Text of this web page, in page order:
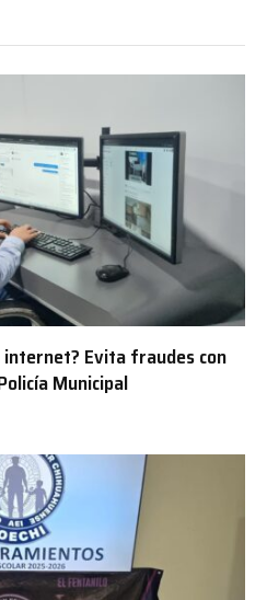
internet? Evita fraudes con
Municipal